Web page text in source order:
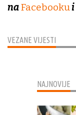
VEZANE VIJESTI
naFacebookui
NAJNOVIJE